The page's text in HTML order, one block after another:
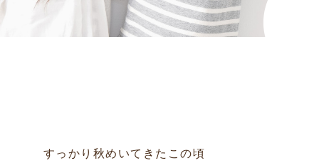
すっかり秋めいてきたこの頃